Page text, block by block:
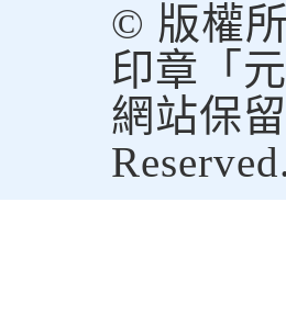
© 版權
印章「
網站保